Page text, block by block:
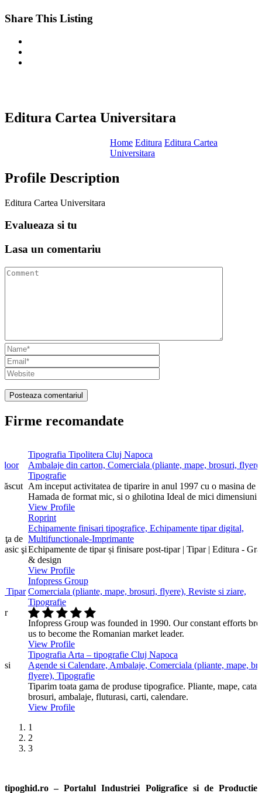
Share This Listing
Editura Cartea Universitara
Home Editura Editura Cartea
Universitara
Profile Description
Editura Cartea Universitara
Evalueaza si tu
Lasa un comentariu
Firme recomandate
de
şi
Tipar
si
Tipografia Tipolitera Cluj Napoca
Ambalaje din carton, Comerciala (pliante, mape, brosuri,
Tipografie
Am inceput activitatea de tiparire in anul 1997 cu o masina de
Hamada de format mic, si o ghilotina Ideal de mici dimensiuni.
View Profile
Roprint
Echipamente finisari tipografice, Echipamente tipar digital,
Multifunctionale-Imprimante
Echipamente de tipar și finisare post-tipar | Tipar | Editura -
& design
View Profile
Infopress Group
Comerciala (pliante, mape, brosuri, flyere), Reviste si ziare,
Tipografie
Infopress Group was founded in 1990. Our constant efforts
us to become the Romanian market leader.
View Profile
Tipografia Arta – tipografie Cluj Napoca
Agende si Calendare, Ambalaje, Comerciala (pliante, mape,
flyere), Tipografie
Tiparim toata gama de produse tipografice. Pliante, mape,
brosuri, ambalaje, fluturasi, carti, calendare.
View Profile
1
2
3
tipoghid.ro – Portalul Industriei Poligrafice si de Productie